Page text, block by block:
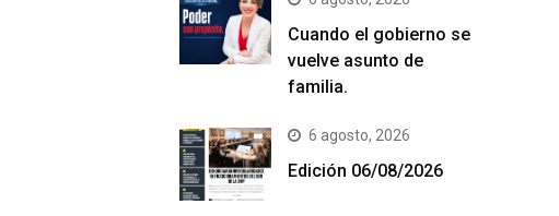
Cuando el gobierno se
vuelve asunto de
familia.
6 agosto, 2026
Edición 06/08/2026